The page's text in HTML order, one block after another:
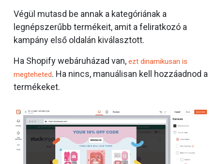
Végül mutasd be annak a kategóriának a
legnépszerűbb termékeit, amit a feliratkozó a
kampány első oldalán kiválasztott.
Ha Shopify webáruházad van, ezt dinamikusan is
megteheted. Ha nincs, manuálisan kell hozzáadnod a
termékeket.